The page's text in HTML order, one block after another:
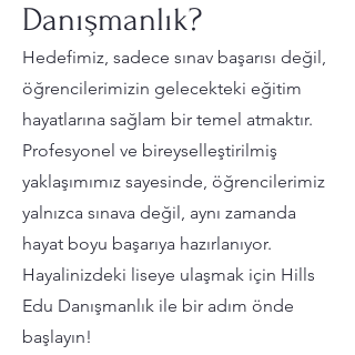
Danışmanlık?
Hedefimiz, sadece sınav başarısı değil,
öğrencilerimizin gelecekteki eğitim
hayatlarına sağlam bir temel atmaktır.
Profesyonel ve bireyselleştirilmiş
yaklaşımımız sayesinde, öğrencilerimiz
yalnızca sınava değil, aynı zamanda
hayat boyu başarıya hazırlanıyor.
Hayalinizdeki liseye ulaşmak için Hills
Edu Danışmanlık ile bir adım önde
başlayın!